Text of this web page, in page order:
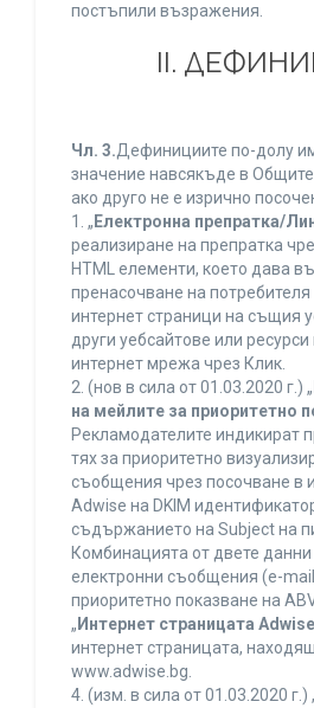
постъпили възражения.
ІІ.
Чл. 3.Дефинициите по-долу
значение навсякъде в Общите
ако друго не е изрично
1. „ Електронна препратка/
реализиране на препратка
HTML елементи, което дава
пренасочване на
интернет страници на същия
други уебсайтове или ресурси
интернет мрежа чрез Клик.
2. (нов в сила от 01.03.2020 г.) „
на мейлите за приоритетно
Рекламодателите индикират
тях за приоритетно
съобщения чрез посочване в
Adwise на DKIM
съдържанието на Subject на
Комбинацията от двете
електронни съобщения (e-
приоритетно показване на
„ Интернет страницата Adwise
интернет страницата,
www.adwise.bg.
4. (изм. в сила от 01.03.2020 г.)